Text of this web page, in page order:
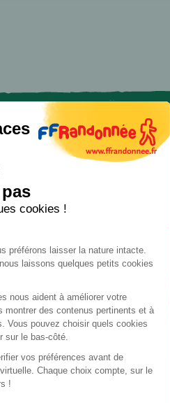
cookies !
préférons laisser la nature intacte.
laissons quelques petits cookies
nous aident à améliorer votre
montrer des contenus pertinents et à
Vous pouvez choisir quels cookies
sur le bas-côté.
vos préférences avant de
Chaque choix compte, sur le
!